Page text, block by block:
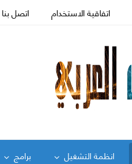
اتفاقية الاستخدام اتصل بنا
انظمة التشغيل برامج